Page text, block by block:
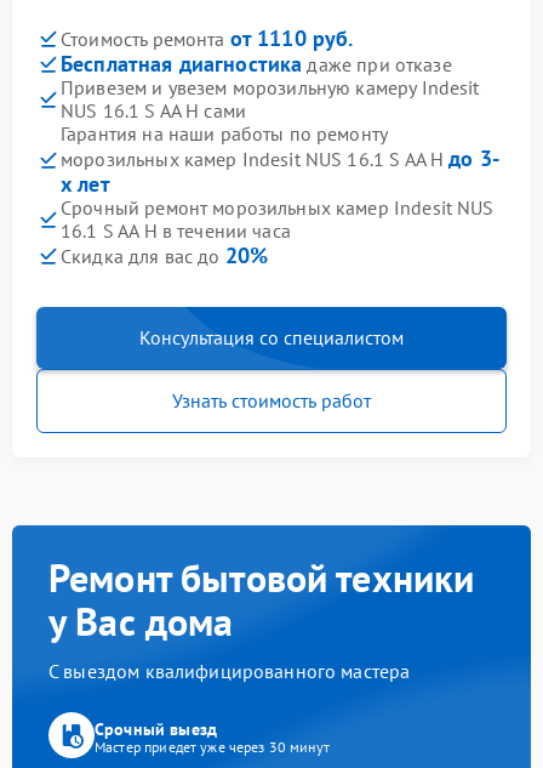
Стоимость ремонта от 1110 руб.
Бесплатная диагностика даже при отказе
Привезем и увезем морозильную камеру Indesit
NUS 16.1 S AA H сами
Гарантия на наши работы по ремонту
морозильных камер Indesit NUS 16.1 S AA Hдо 3-
х лет
Срочный ремонт морозильных камер Indesit NUS
16.1 S AA H в течении часа
Скидка для вас до 20%
Консультация со специалистом
Узнать стоимость работ
Ремонт бытовой техники
у Вас дома
С выездом квалифицированного мастера
Срочный выезд
Мастер приедет уже через 30 минут